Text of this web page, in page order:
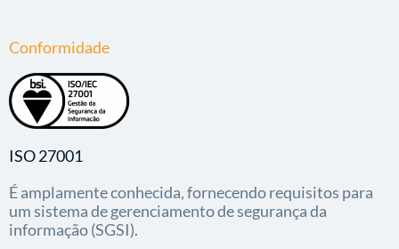
Conformidade
ISO 27001
É amplamente conhecida, fornecendo requisitos para
um sistema de gerenciamento de segurança da
informação (SGSI).